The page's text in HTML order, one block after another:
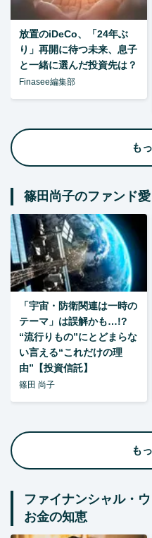
放置のiDeCo、「24年ぶ
り」再開に待つ未来、息子
と一緒に選んだ投資先は？
Finasee編集部
も
篠田尚子のファンド愛
「宇宙・防衛関連は一時の
テーマ」は誤解かも…!?
“流行りもの”にとどまらな
い言える“これだけの理
由”【投資信託】
篠田 尚子
も
ファイナンシャル・
お金の知恵